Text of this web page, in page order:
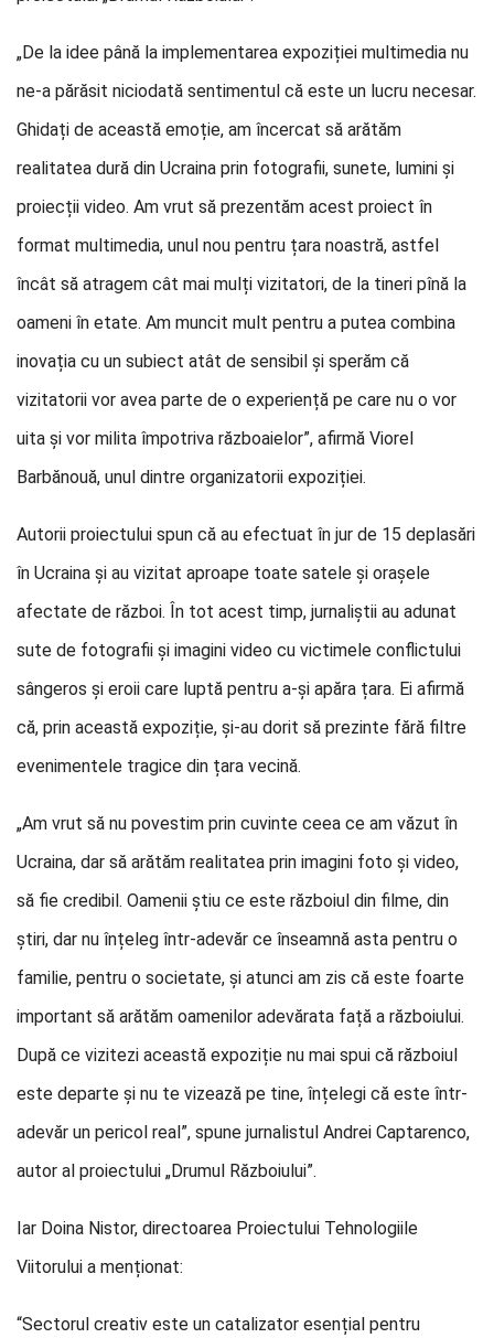
„De la idee până la implementarea expoziției multimedia nu
ne-a părăsit niciodată sentimentul că este un lucru necesar.
Ghidați de această emoție, am încercat să arătăm
realitatea dură din Ucraina prin fotografii, sunete, lumini și
proiecții video. Am vrut să prezentăm acest proiect în
format multimedia, unul nou pentru țara noastră, astfel
încât să atragem cât mai mulți vizitatori, de la tineri pînă la
oameni în etate. Am muncit mult pentru a putea combina
inovația cu un subiect atât de sensibil și sperăm că
vizitatorii vor avea parte de o experiență pe care nu o vor
uita și vor milita împotriva războaielor”, afirmă Viorel
Barbănouă, unul dintre organizatorii expoziției.
Autorii proiectului spun că au efectuat în jur de 15 deplasări
în Ucraina și au vizitat aproape toate satele și orașele
afectate de război. În tot acest timp, jurnaliștii au adunat
sute de fotografii și imagini video cu victimele conflictului
sângeros și eroii care luptă pentru a-și apăra țara. Ei afirmă
că, prin această expoziție, și-au dorit să prezinte fără filtre
evenimentele tragice din țara vecină.
„Am vrut să nu povestim prin cuvinte ceea ce am văzut în
Ucraina, dar să arătăm realitatea prin imagini foto și video,
să fie credibil. Oamenii știu ce este războiul din filme, din
știri, dar nu înțeleg într-adevăr ce înseamnă asta pentru o
familie, pentru o societate, și atunci am zis că este foarte
important să arătăm oamenilor adevărata față a războiului.
După ce vizitezi această expoziție nu mai spui că războiul
este departe și nu te vizează pe tine, înțelegi că este într-
adevăr un pericol real”, spune jurnalistul Andrei Captarenco,
autor al proiectului „Drumul Războiului”.
Iar Doina Nistor, directoarea Proiectului Tehnologiile
Viitorului a menționat:
“Sectorul creativ este un catalizator esențial pentru